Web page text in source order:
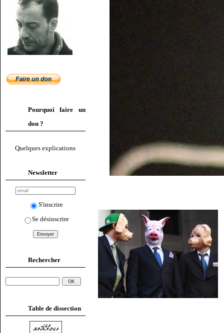
Pourquoi faire un
don ?
Quelques explications
Newsletter
S'inscrire
Se désinscrire
Rechercher
Table de dissection